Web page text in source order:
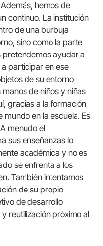
hemos de
continuo. La institución
de una burbuja
sino como la parte
pretendemos ayudar a
participar en ese
de su entorno
de niños y niñas
gracias a la formación
mundo en la escuela. Es
menudo el
sus enseñanzas lo
académica y no es
se enfrenta a los
También intentamos
de su propio
de desarrollo
reutilización próximo al